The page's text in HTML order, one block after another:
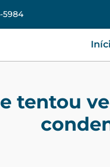
5984
tentou